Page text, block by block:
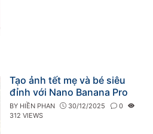
Tạo ảnh tết mẹ và bé siêu
đỉnh với Nano Banana Pro
BY HIỀN PHAN 30/12/2025
0
312 VIEWS